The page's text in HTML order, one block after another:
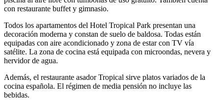
con restaurante buffet y gimnasio.
Todos los apartamentos del Hotel Tropical Park presentan una
decoración moderna y constan de suelo de baldosa. Todas están
equipadas con aire acondicionado y zona de estar con TV vía
satélite. La zona de cocina está equipada con microondas, nevera y
hervidor de agua.
Además, el restaurante asador Tropical sirve platos variados de la
cocina española. El régimen de media pensión no incluye las
bebidas.